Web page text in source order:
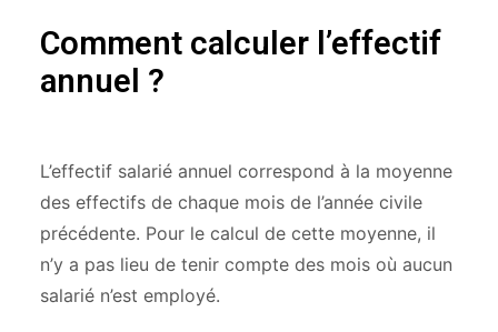
Comment calculer l’effectif
annuel ?
L’effectif salarié annuel correspond à la moyenne
des effectifs de chaque mois de l’année civile
précédente. Pour le calcul de cette moyenne, il
n’y a pas lieu de tenir compte des mois où aucun
salarié n’est employé.